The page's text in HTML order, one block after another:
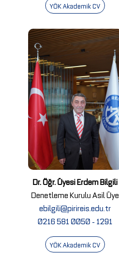
YÖK Akademik CV
Dr. Öğr. Üyesi Erdem Bilgili
Denetleme Kurulu Asil Üye
ebilgili@pirireis.edu.tr
0216 581 0050 - 1291
YÖK Akademik CV